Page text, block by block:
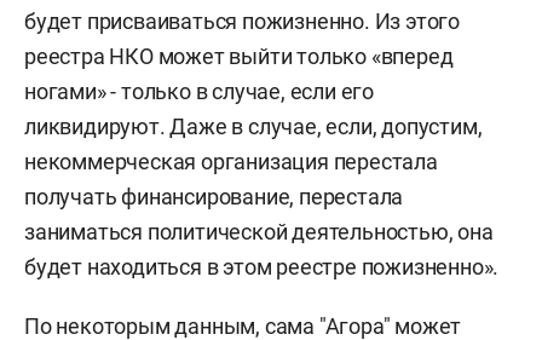
будет присваиваться пожизненно. Из этого
реестра НКО может выйти только «вперед
ногами» - только в случае, если его
ликвидируют. Даже в случае, если, допустим,
некоммерческая организация перестала
получать финансирование, перестала
заниматься политической деятельностью, она
будет находиться в этом реестре пожизненно».
По некоторым данным, сама "Агора" может